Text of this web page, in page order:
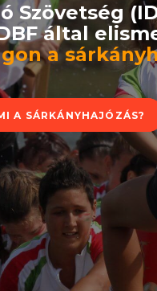
Szövetség
által
a
A SÁRKÁNYHAJÓZÁS?